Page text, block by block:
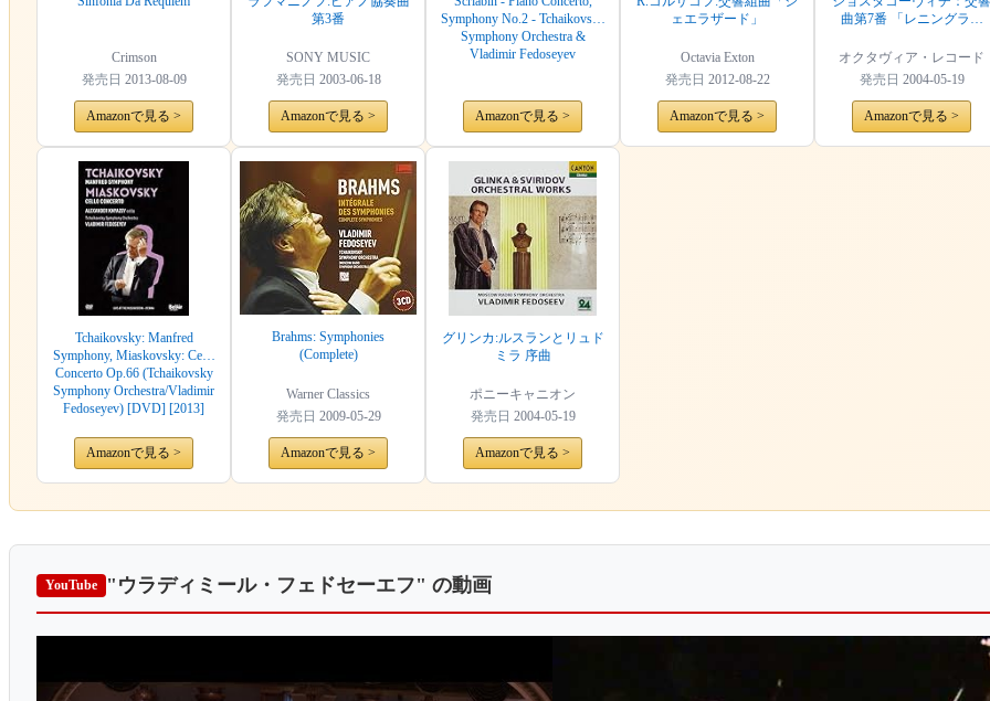
Crimson
発売日 2013-08-09
Amazonで見る >
第3番
SONY MUSIC
発売日 2003-06-18
Amazonで見る >
Symphony No.2 - Tchaikovsky
Symphony Orchestra &
Vladimir Fedoseyev
Amazonで見る >
ェエラザード」
Octavia Exton
発売日 2012-08-22
Amazonで見る >
曲第7番 「レニングラー
オクタヴィア・レコード
発売日 2004-05-19
Amazonで見る >
Tchaikovsky: Manfred
Symphony, Miaskovsky: Cello
Concerto Op.66 (Tchaikovsky
Symphony Orchestra/Vladimir
Fedoseyev) [DVD] [2013]
Amazonで見る >
Brahms: Symphonies
(Complete)
Warner Classics
発売日 2009-05-29
Amazonで見る >
グリンカ:ルスランとリュド
ミラ 序曲
ポニーキャニオン
発売日 2004-05-19
Amazonで見る >
YouTube "ウラディミール・フェドセーエフ" の動画